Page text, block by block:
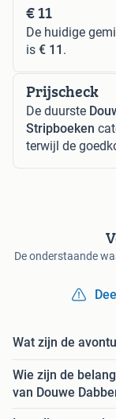
€ 11
De huidige
is € 11 .
Prijscheck
De duurste
Stripboeken
terwijl de
De onderstaande
Wat zijn de
Wie zijn de
van Douwe